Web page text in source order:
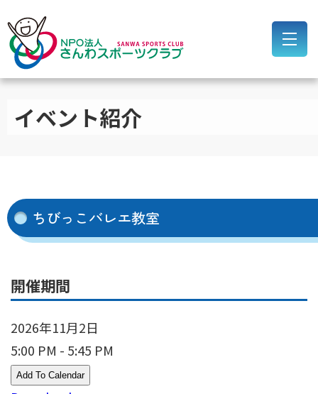
イベント紹介
ちびっこバレエ教室
開催期間
2026年11月2日
5:00 PM - 5:45 PM
Add To Calendar